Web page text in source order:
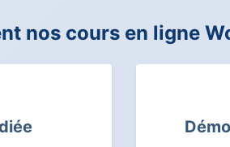
nos cours en ligne